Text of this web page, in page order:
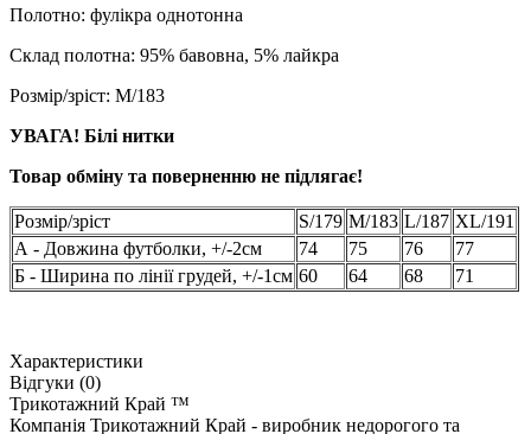
Полотно: фулікра однотонна
Склад полотна: 95% бавовна, 5% лайкра
Розмір/зріст: M/183
УВАГА! Білі нитки
Товар обміну та поверненню не підлягає!
Розмір/зріст S/179 M/183 L/187 XL/191
А - Довжина футболки, +/-2см
74 75 76
77
Б - Ширина по лінії грудей, +/-1см 60 64 68 71
Характеристики
Відгуки (0)
Трикотажний Край ™
Компанія Трикотажний Край - виробник недорогого та